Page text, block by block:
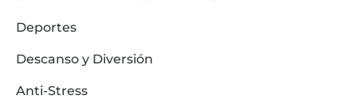
Deportes
Descanso y Diversión
Anti-Stress